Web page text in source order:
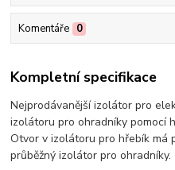
Komentáře 0
Kompletní specifikace
Nejprodávanější izolátor pro
izolátoru pro ohradníky pomocí
Otvor v izolátoru pro hřebík má
průběžný izolátor pro ohradníky.